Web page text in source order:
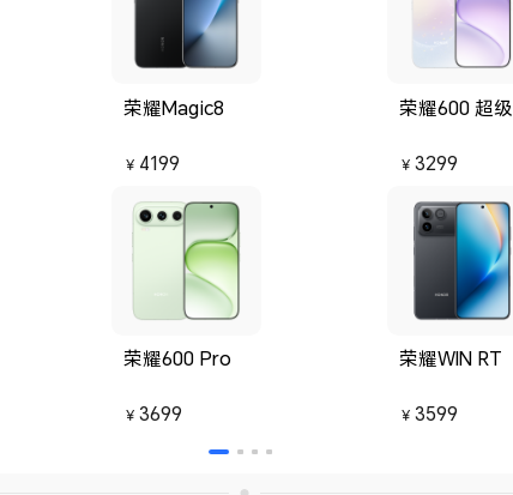
荣耀Magic8
￥ 4199
荣耀600 超
￥ 3299
荣耀600 Pro
￥ 3699
荣耀WIN RT
￥ 3599